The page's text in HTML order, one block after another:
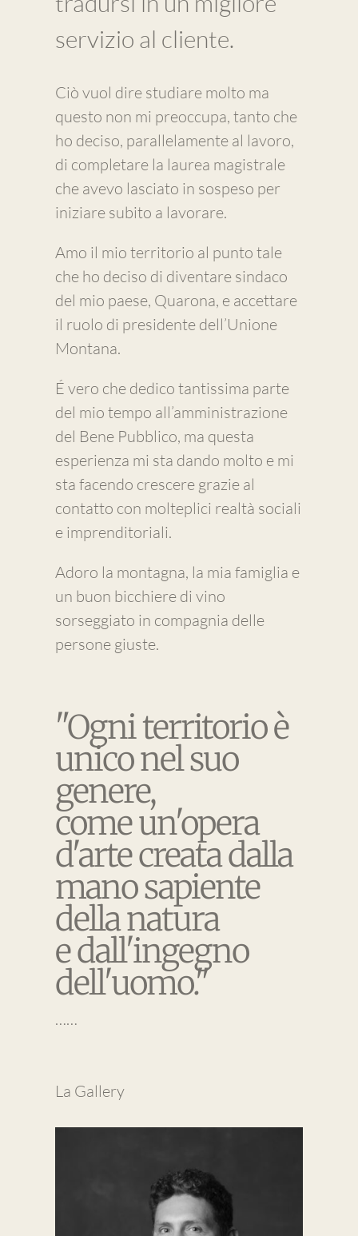
servizio al cliente.
Ciò vuol dire studiare molto ma
questo non mi preoccupa, tanto che
ho deciso, parallelamente al lavoro,
di completare la laurea magistrale
che avevo lasciato in sospeso per
iniziare subito a lavorare.
Amo il mio territorio al punto tale
che ho deciso di diventare sindaco
del mio paese, Quarona, e accettare
il ruolo di presidente dell’Unione
Montana.
É vero che dedico tantissima parte
del mio tempo all’amministrazione
del Bene Pubblico, ma questa
esperienza mi sta dando molto e mi
sta facendo crescere grazie al
contatto con molteplici realtà sociali
e imprenditoriali.
Adoro la montagna, la mia famiglia e
un buon bicchiere di vino
sorseggiato in compagnia delle
persone giuste.
"Ogni territorio è
unico nel suo
genere,
come un'opera
d'arte creata dalla
mano sapiente
della natura
e dall'ingegno
dell'uomo."
……
La Gallery